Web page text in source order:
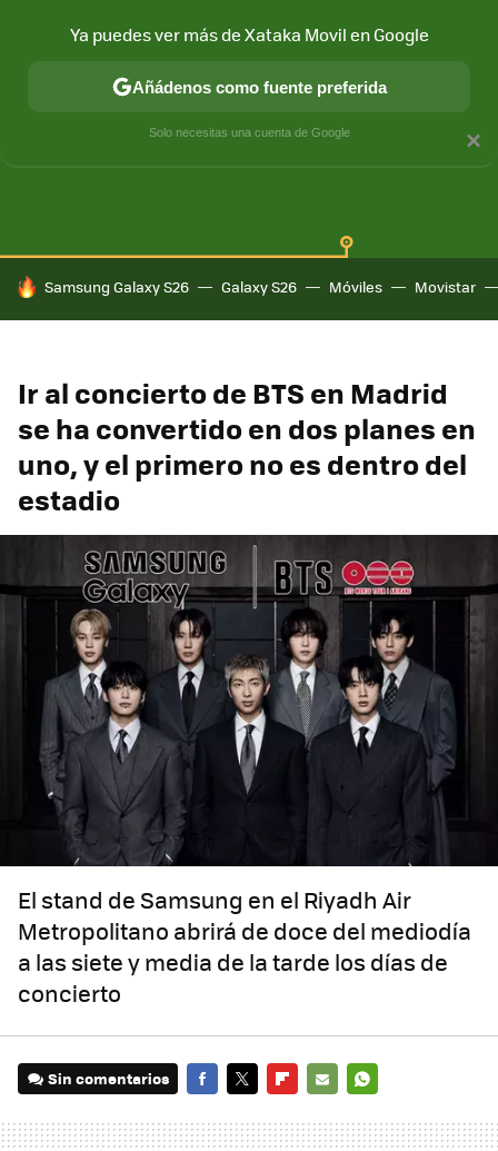
HOY SE HABLA DE
Samsung Galaxy S26 Galaxy S26 Móviles Movistar
Ir al concierto de BTS en Madrid
se ha convertido en dos planes en
uno, y el primero no es dentro del
estadio
El stand de Samsung en el Riyadh Air
Metropolitano abrirá de doce del mediodía
a las siete y media de la tarde los días de
concierto
Sin comentarios
MAIL
×
Ya puedes ver más de Xataka Movil en Google
Añádenos como fuente preferida
Solo necesitas una cuenta de Google